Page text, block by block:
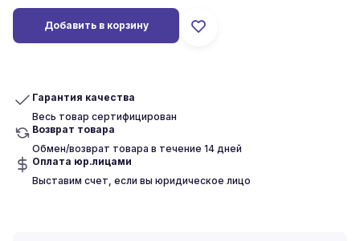
Добавить в корзину
Гарантия качества
Весь товар сертифицирован
Возврат товара
Обмен/возврат товара в течение 14 дней
Оплата юр.лицами
Выставим счет, если вы юридическое лицо